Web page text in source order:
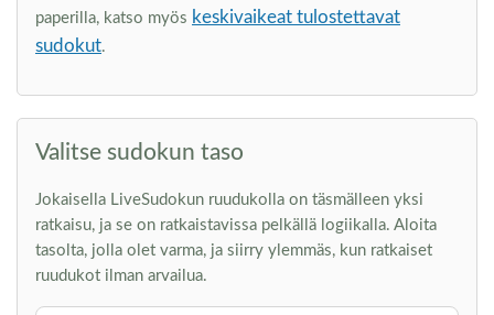
paperilla, katso myös keskivaikeat tulostettavat
sudokut.
Valitse sudokun taso
Jokaisella LiveSudokun ruudukolla on täsmälleen yksi
ratkaisu, ja se on ratkaistavissa pelkällä logiikalla. Aloita
tasolta, jolla olet varma, ja siirry ylemmäs, kun ratkaiset
ruudukot ilman arvailua.